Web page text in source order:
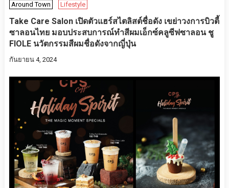
Around Town Lifestyle
Take Care Salon เปิดตัวแฮร์สไตลิสต์ชื่อดัง เขย่าวงการบิวตี้
ซาลอนไทย มอบประสบการณ์ทำสีผมเอ็กซ์คลูซีฟซาลอน ชู
FIOLE นวัตกรรมสีผมชื่อดังจากญี่ปุ่น
กันยายน 4, 2024